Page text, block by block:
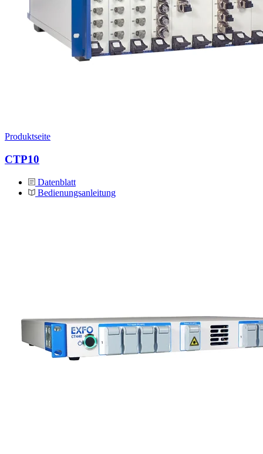
Produktseite
CTP10
Datenblatt
Bedienungsanleitung